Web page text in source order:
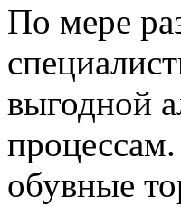
По мере
выгодной
обувные